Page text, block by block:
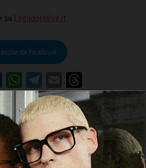
su Logudorolive.it
da Facebook
Facebook
WhatsApp
Telegram
Email
Pozzomaggiore
GLI AGGIORNAMENTI DI